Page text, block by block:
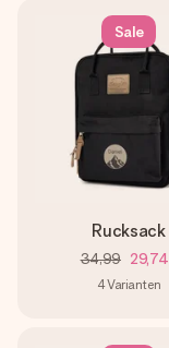
Sale
Rucksack
34,99 29,74
4Varianten